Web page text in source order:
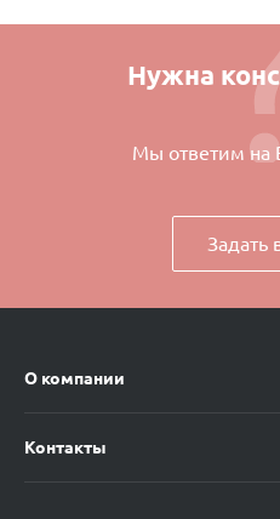
Нужна
Мы ответим на
Задать
О компании
Контакты